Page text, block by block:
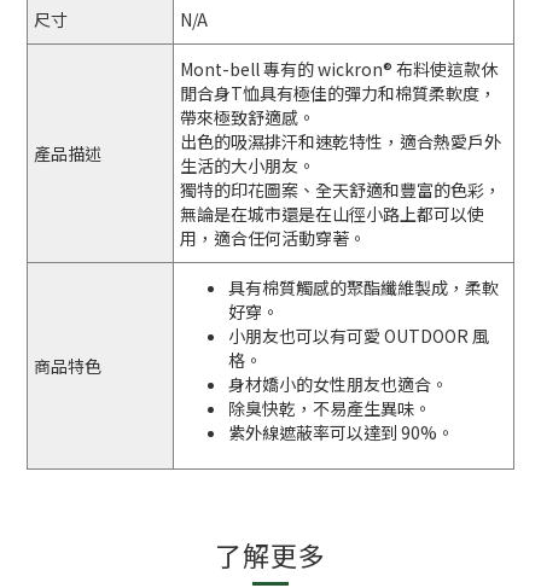
尺寸 N/A
產品描述
Mont-bell 專有的 wickron® 布料使這款休
閒合身T恤具有極佳的彈力和棉質柔軟度，
帶來極致舒適感。
出色的吸濕排汗和速乾特性，適合熱愛戶外
生活的大小朋友。
獨特的印花圖案、全天舒適和豐富的色彩，
無論是在城市還是在山徑小路上都可以使
用，適合任何活動穿著。
商品特色
具有棉質觸感的聚酯纖維製成，柔軟
好穿。
小朋友也可以有可愛 OUTDOOR 風
格。
身材嬌小的女性朋友也適合。
除臭快乾，不易產生異味。
紫外線遮蔽率可以達到 90%。
了解更多